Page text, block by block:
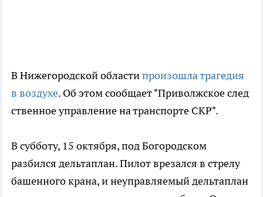
В Нижегородской областипроизошла трагедия
в воздухе. Об этом сообщает "Приволжское след
ственное управление на транспорте СКР".
В субботу, 15 октября, под Богородском
разбился дельтаплан. Пилот врезался в стрелу
башенного крана, и неуправляемый дельтаплан